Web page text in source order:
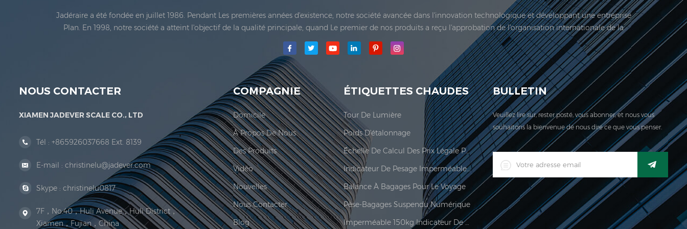
Jadéraire a été fondée en juillet 1986. Pendant Les premières années d'existence, notre société avancée dans l'innovation technologique et développant une entreprise
Plan. En 1998, notre société a atteint l'objectif de la qualité principale, quand Le premier de nos produits a reçu l'approbation de l'organisation internationale de la
métrologie légale En 1999, Xiamen Jadéraire Échelle Co., Ltd.a été établie; La principale zone de production de notre société est située ici. En 2006, Jadeur acquis ...
NOUS CONTACTER
XIAMEN JADEVER SCALE CO., LTD
Tél : +865926037668 Ext. 8139
E-mail : christinelu@jadever.com
Skype : christinelu0817
7F，No.40，Huli Avenue，Huli District，
Xiamen，Fujian，China
COMPAGNIE
Domicile
À Propos De Nous
Des Produits
Vidéo
Nouvelles
Nous Contacter
Blog
ÉTIQUETTES CHAUDES
Tour De Lumière
Poids D'étalonnage
Échelle De Calcul Des Prix Légale Pour Le Commerce
Indicateur De Pesage Imperméable Industriel Industriel Numérique LED
Balance À Bagages Pour Le Voyage
Pèse-Bagages Suspendu Numérique
Imperméable 150kg Indicateur De Pesée
BULLETIN
Veuillez lire sur, rester posté, vous abonner, et nous vous
souhaitons la bienvenue de nous dire ce que vous penser.